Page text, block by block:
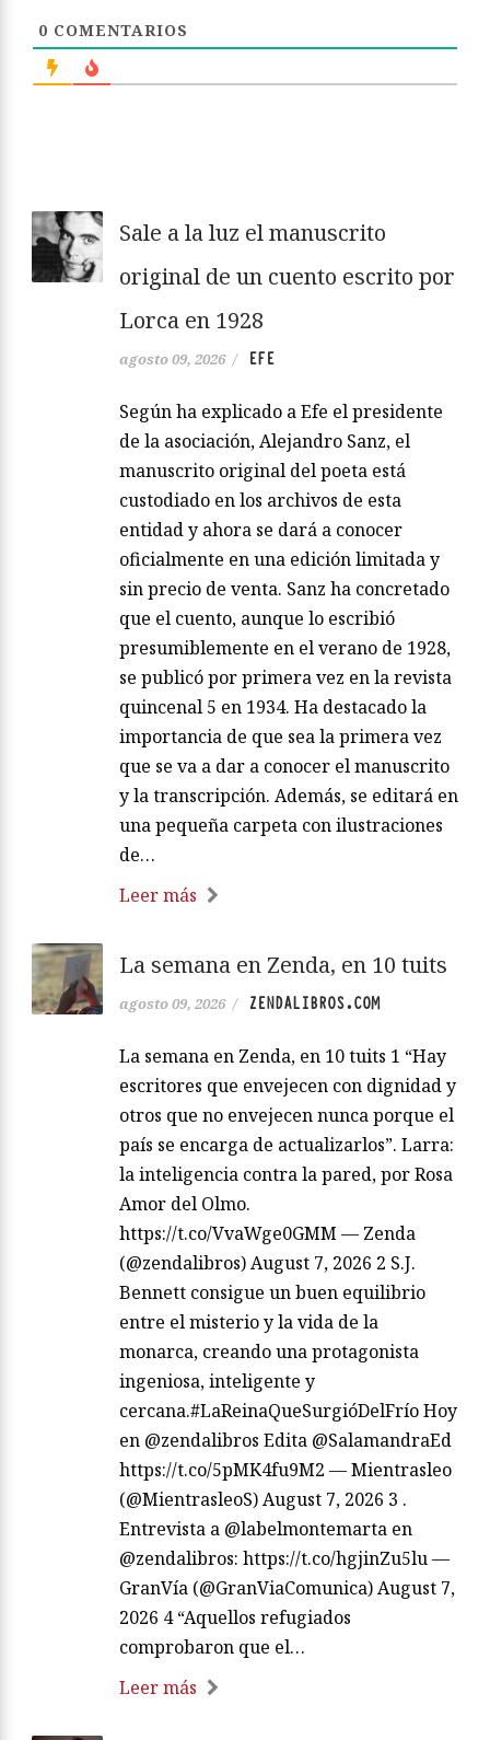
0 COMENTARIOS
Sale a la luz el manuscrito
original de un cuento escrito por
Lorca en 1928
agosto 09, 2026 / EFE
Según ha explicado a Efe el presidente
de la asociación, Alejandro Sanz, el
manuscrito original del poeta está
custodiado en los archivos de esta
entidad y ahora se dará a conocer
oficialmente en una edición limitada y
sin precio de venta. Sanz ha concretado
que el cuento, aunque lo escribió
presumiblemente en el verano de 1928,
se publicó por primera vez en la revista
quincenal 5 en 1934. Ha destacado la
importancia de que sea la primera vez
que se va a dar a conocer el manuscrito
y la transcripción. Además, se editará en
una pequeña carpeta con ilustraciones
de…
Leer más
La semana en Zenda, en 10 tuits
agosto 09, 2026 / ZENDALIBROS.COM
La semana en Zenda, en 10 tuits 1 “Hay
escritores que envejecen con dignidad y
otros que no envejecen nunca porque el
país se encarga de actualizarlos”. Larra:
la inteligencia contra la pared, por Rosa
Amor del Olmo.
https://t.co/VvaWge0GMM — Zenda
(@zendalibros) August 7, 2026 2 S.J.
Bennett consigue un buen equilibrio
entre el misterio y la vida de la
monarca, creando una protagonista
ingeniosa, inteligente y
cercana.#LaReinaQueSurgióDelFrío Hoy
en @zendalibros Edita @SalamandraEd
https://t.co/5pMK4fu9M2 — Mientrasleo
(@MientrasleoS) August 7, 2026 3 .
Entrevista a @labelmontemarta en
@zendalibros: https://t.co/hgjinZu5lu —
GranVía (@GranViaComunica) August 7,
2026 4 “Aquellos refugiados
comprobaron que el…
Leer más